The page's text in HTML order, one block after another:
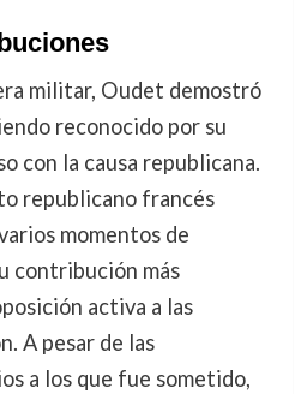
militar, Oudet demostró
reconocido por su
con la causa republicana.
republicano francés
momentos de
contribución más
activa a las
A pesar de las
a los que fue sometido,